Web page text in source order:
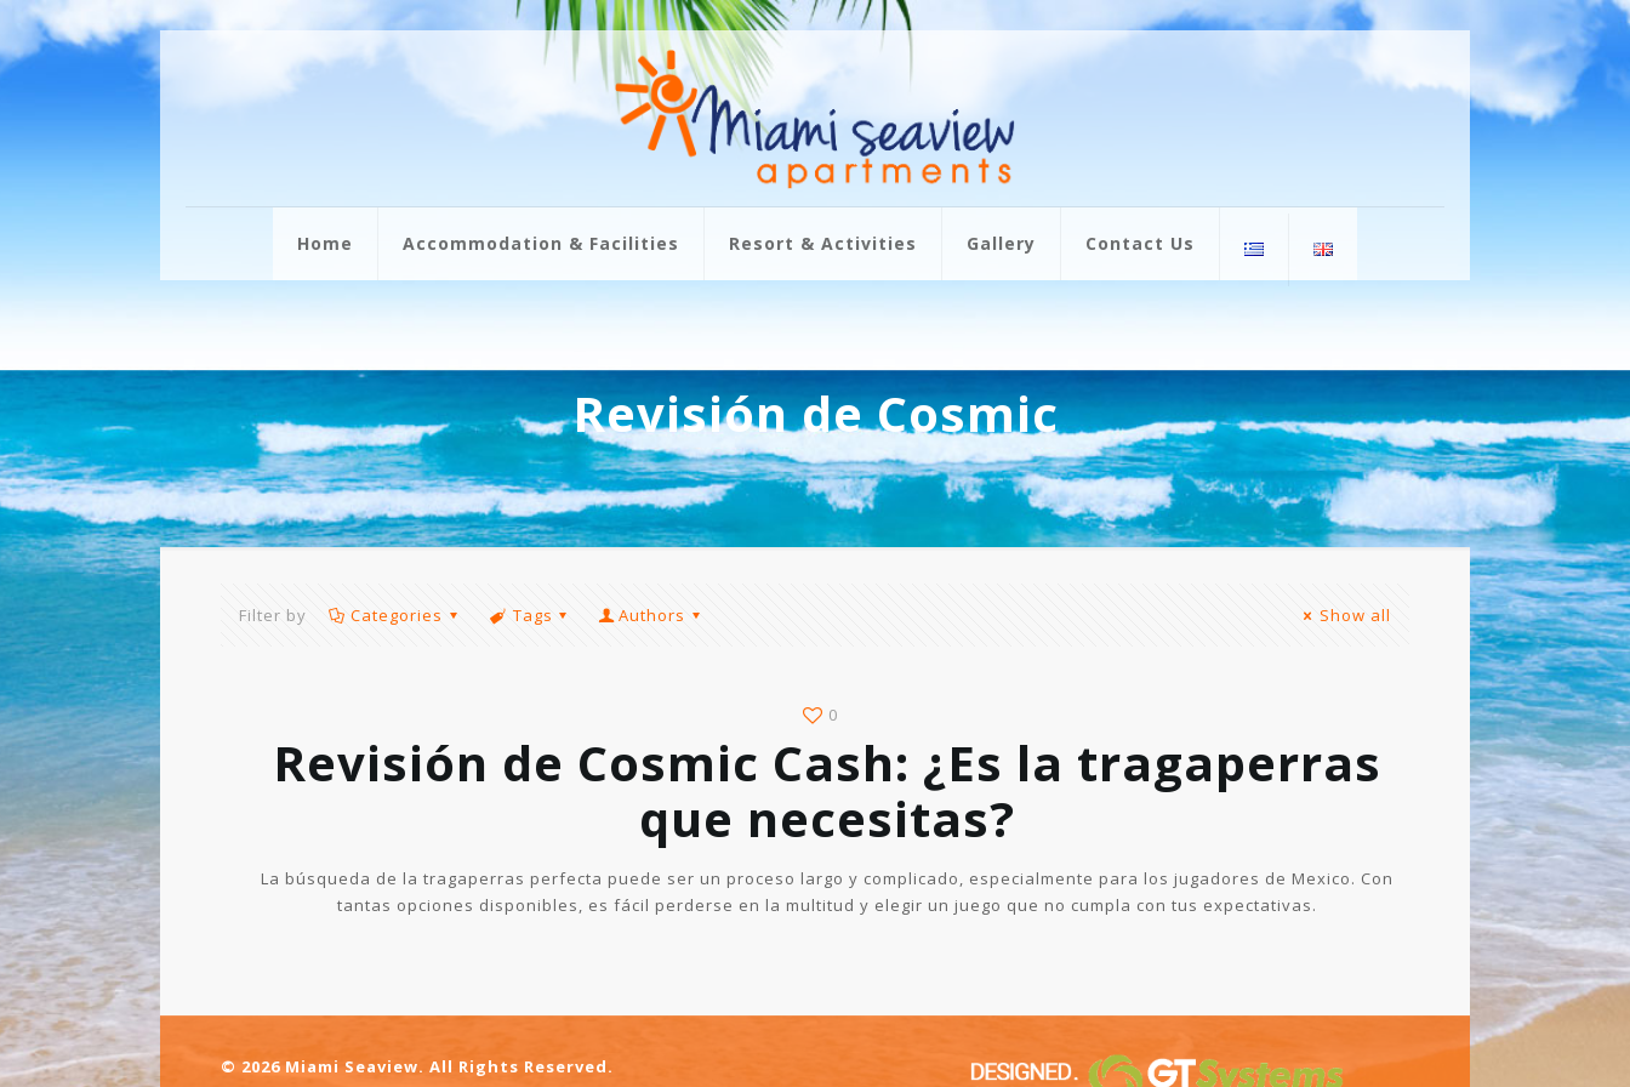
Home Accommodation & Facilities Resort & Activities Gallery Contact Us
Revisión de Cosmic
Filter by Categories Tags Authors Show all
0
Revisión de Cosmic Cash: ¿Es la tragaperras
que necesitas?
La búsqueda de la tragaperras perfecta puede ser un proceso largo y complicado, especialmente para los jugadores de Mexico. Con
tantas opciones disponibles, es fácil perderse en la multitud y elegir un juego que no cumpla con tus expectativas.
© 2026 Miami Seaview. All Rights Reserved.